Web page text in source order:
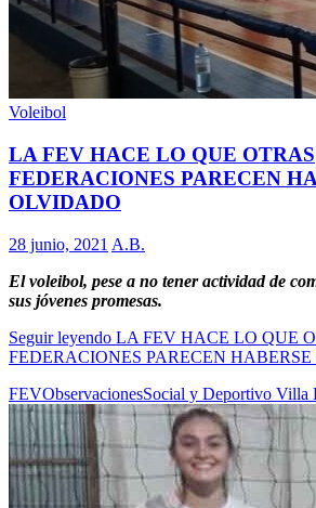
Voleibol
LA FEV HACE LO QUE OTRAS
FEDERACIONES PARECEN
OLVIDADO
28 junio, 2021 A.B.
El voleibol, pese a no tener actividad de
sus jóvenes promesas.
Seguir leyendo LA FEV HACE LO QUE
FEDERACIONES PARECEN
FEVObservacionesSocial y Deportivo Villa